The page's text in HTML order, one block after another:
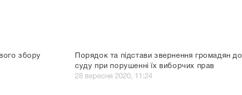
збору
Порядок та підстави звернення громадян до
суду при порушенні їх виборчих прав
28 вересня 2020, 11:24